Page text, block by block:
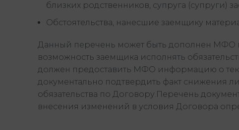
близких родственников, супруга (супруги)
Обстоятельства, нанесшие заемщику
Данный перечень может быть дополнен МФО
возможность заемщика исполнять
должен предоставить МФО информацию о
документально подтвердить факт снижения
обязательства по Договору.Перечень
внесения изменений в условия Договора